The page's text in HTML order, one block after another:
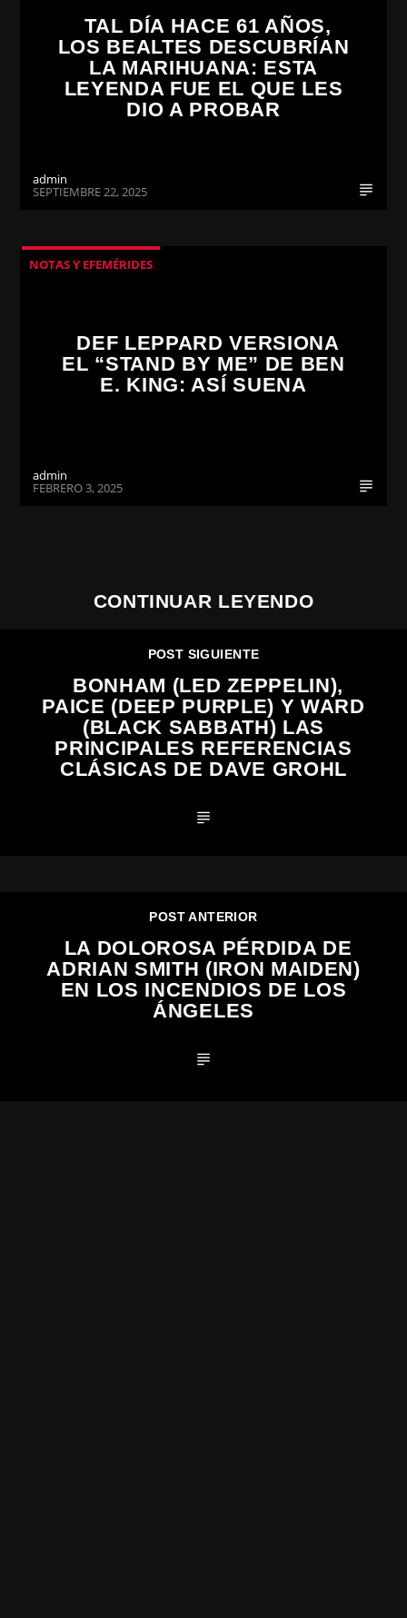
TAL DÍA HACE 61 AÑOS,
LOS BEALTES DESCUBRÍAN
LA MARIHUANA: ESTA
LEYENDA FUE EL QUE LES
DIO A PROBAR
admin
SEPTIEMBRE 22, 2025
NOTAS Y EFEMÉRIDES
DEF LEPPARD VERSIONA
EL “STAND BY ME” DE BEN
E. KING: ASÍ SUENA
admin
FEBRERO 3, 2025
CONTINUAR LEYENDO
POST SIGUIENTE
BONHAM (LED ZEPPELIN),
PAICE (DEEP PURPLE) Y WARD
(BLACK SABBATH) LAS
PRINCIPALES REFERENCIAS
CLÁSICAS DE DAVE GROHL
POST ANTERIOR
LA DOLOROSA PÉRDIDA DE
ADRIAN SMITH (IRON MAIDEN)
EN LOS INCENDIOS DE LOS
ÁNGELES